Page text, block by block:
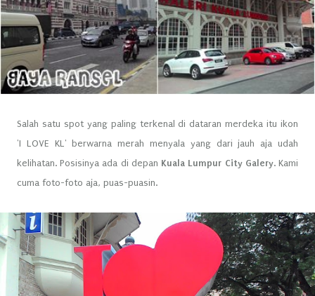
Salah satu spot yang paling terkenal di dataran merdeka itu ikon
'I LOVE KL' berwarna merah menyala yang dari jauh aja udah
kelihatan. Posisinya ada di depan Kuala Lumpur City Galery. Kami
cuma foto-foto aja, puas-puasin.